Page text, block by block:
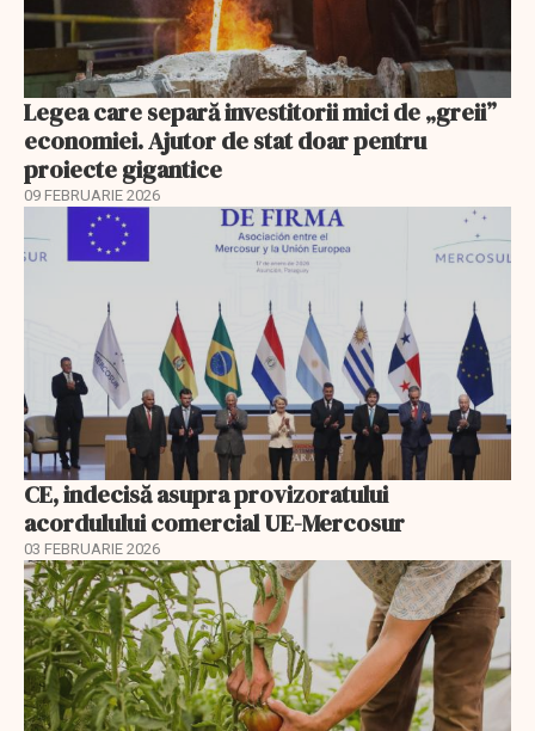
Legea care separă investitorii mici de „greii”
economiei. Ajutor de stat doar pentru
proiecte gigantice
09 FEBRUARIE 2026
CE, indecisă asupra provizoratului
acordulului comercial UE-Mercosur
03 FEBRUARIE 2026